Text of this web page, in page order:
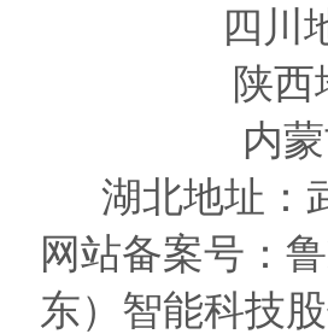
四川
陕西
内
湖北地址：
网站备案号：
东）智能科技